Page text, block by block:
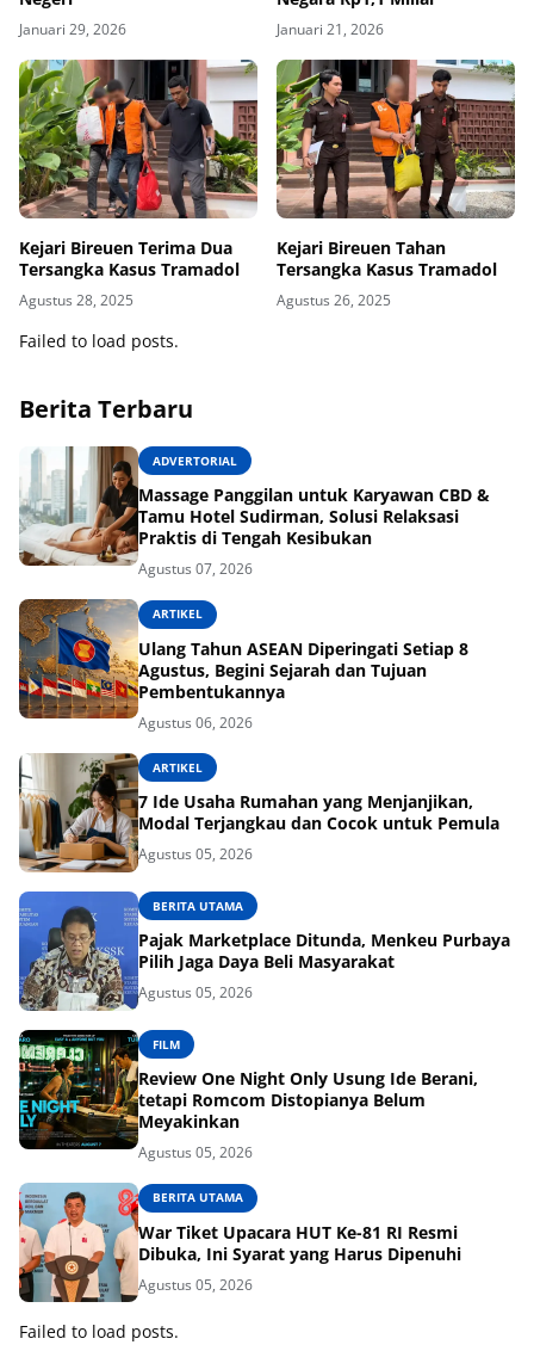
Januari 29, 2026 Januari 21, 2026
Kejari Bireuen Terima Dua
Tersangka Kasus Tramadol
Agustus 28, 2025
Kejari Bireuen Tahan
Tersangka Kasus Tramadol
Agustus 26, 2025
Failed to load posts.
Berita Terbaru
ADVERTORIAL
Massage Panggilan untuk Karyawan CBD &
Tamu Hotel Sudirman, Solusi Relaksasi
Praktis di Tengah Kesibukan
Agustus 07, 2026
ARTIKEL
Ulang Tahun ASEAN Diperingati Setiap 8
Agustus, Begini Sejarah dan Tujuan
Pembentukannya
Agustus 06, 2026
ARTIKEL
7 Ide Usaha Rumahan yang Menjanjikan,
Modal Terjangkau dan Cocok untuk Pemula
Agustus 05, 2026
BERITA UTAMA
Pajak Marketplace Ditunda, Menkeu Purbaya
Pilih Jaga Daya Beli Masyarakat
Agustus 05, 2026
FILM
Review One Night Only Usung Ide Berani,
tetapi Romcom Distopianya Belum
Meyakinkan
Agustus 05, 2026
BERITA UTAMA
War Tiket Upacara HUT Ke-81 RI Resmi
Dibuka, Ini Syarat yang Harus Dipenuhi
Agustus 05, 2026
Failed to load posts.